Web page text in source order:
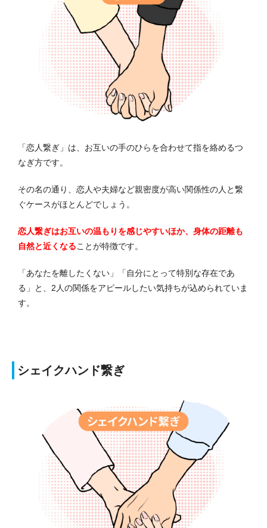
「恋人繋ぎ」は、お互いの手のひらを合わせて指を絡めるつ
なぎ方です。
その名の通り、恋人や夫婦など親密度が高い関係性の人と繋
ぐケースがほとんどでしょう。
恋人繋ぎはお互いの温もりを感じやすいほか、身体の距離も
自然と近くなることが特徴です。
「あなたを離したくない」「自分にとって特別な存在であ
る」と、2人の関係をアピールしたい気持ちが込められていま
す。
シェイクハンド繋ぎ